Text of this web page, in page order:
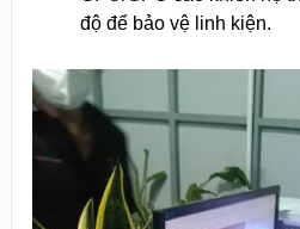
độ để bảo vệ linh kiện.